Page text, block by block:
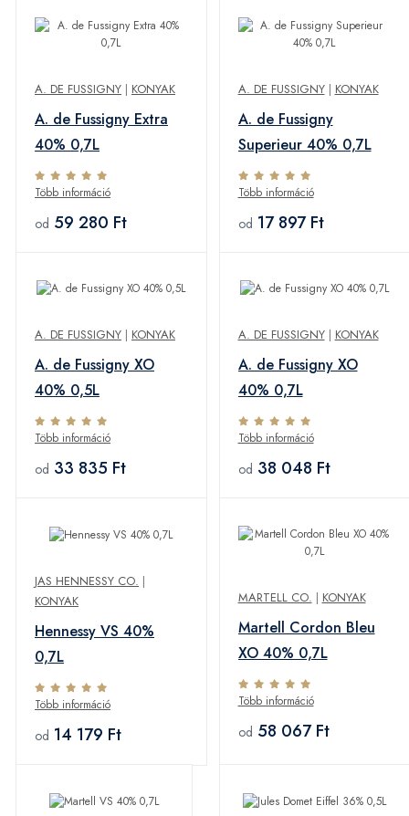
A. DE FUSSIGNY | KONYAK
A. de Fussigny Extra
40% 0,7L
Több információ
od 59 280 Ft
A. DE FUSSIGNY| KONYAK
A. de Fussigny
Superieur 40% 0,7L
Több információ
od 17 897 Ft
A. DE FUSSIGNY | KONYAK
A. de Fussigny XO
40% 0,5L
Több információ
od 33 835 Ft
A. DE FUSSIGNY| KONYAK
A. de Fussigny XO
40% 0,7L
Több információ
od 38 048 Ft
JAS HENNESSY CO. |
KONYAK
Hennessy VS 40%
0,7L
Több információ
od 14 179 Ft
MARTELL CO. | KONYAK
Martell Cordon Bleu
XO 40% 0,7L
Több információ
od 58 067 Ft